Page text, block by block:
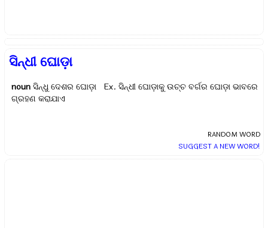
ସିନ୍ଧୀ ଘୋଡ଼ା
noun ସିନ୍ଧୁ ଦେଶର ଘୋଡ଼ା Ex.ସିନ୍ଧୀ ଘୋଡ଼ାକୁ ଉଚ୍ଚ ବର୍ଗର ଘୋଡ଼ା ଭାବରେ
ଗ୍ରହଣ କରାଯାଏ
RANDOM WORD
SUGGEST A NEW WORD!